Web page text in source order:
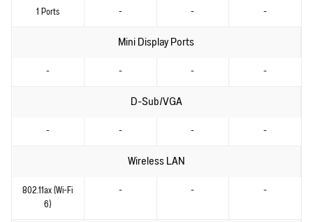
1 Ports - - -
Mini Display Ports
- - - -
D-Sub/VGA
- - - -
Wireless LAN
802.11ax (Wi-Fi
6)
- - -